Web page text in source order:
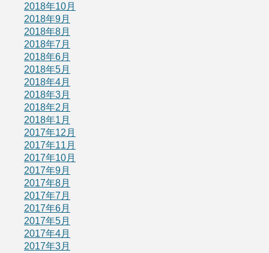
2018年10月
2018年9月
2018年8月
2018年7月
2018年6月
2018年5月
2018年4月
2018年3月
2018年2月
2018年1月
2017年12月
2017年11月
2017年10月
2017年9月
2017年8月
2017年7月
2017年6月
2017年5月
2017年4月
2017年3月